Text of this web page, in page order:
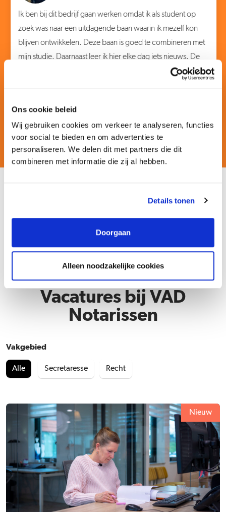
Ons cookie beleid
Wij gebruiken cookies om verkeer te analyseren, functies
voor social te bieden en om advertenties te
personaliseren. We delen dit met partners die dit
combineren met informatie die zij al hebben.
Details tonen
Doorgaan
Alleen noodzakelijke cookies
Ik ben bij dit bedrijf gaan werken omdat ik als student op
zoek was naar een uitdagende baan waarin ik mezelf kon
blijven ontwikkelen. Deze baan is goed te combineren met
mijn studie. Daarnaast leer ik hier elke dag iets nieuws. De
afwisseling tussen ondernemersrecht, familierecht en
Vacatures bij VAD
Notarissen
Vakgebied
Alle Secretaresse Recht
Nieuw